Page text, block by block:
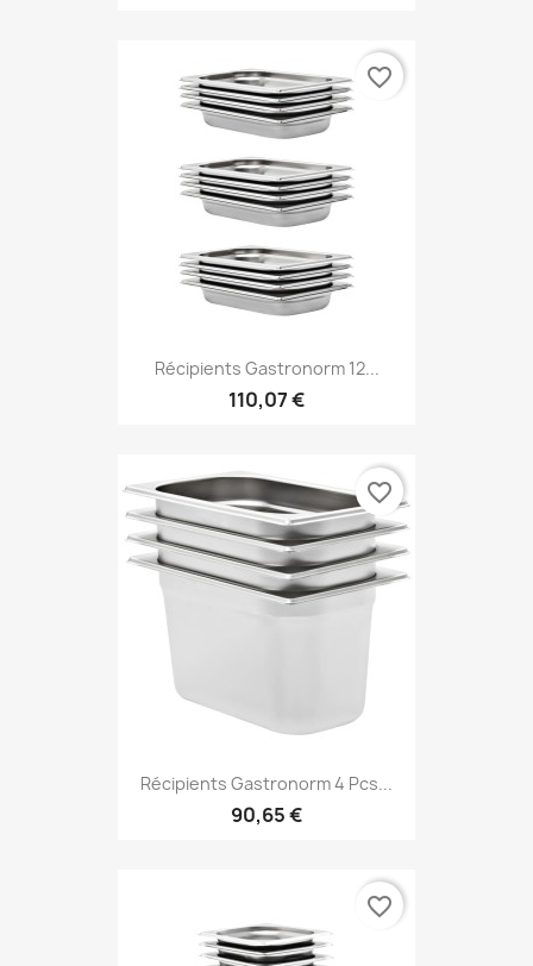
Récipients Gastronorm 12...
110,07 €
favorite_border
Récipients Gastronorm 4 Pcs...
90,65 €
favorite_border
favorite_border